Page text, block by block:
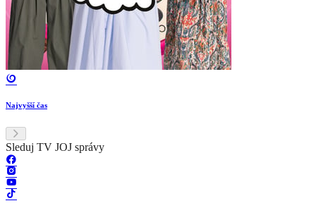
Najvyšší čas
Sleduj TV JOJ správy